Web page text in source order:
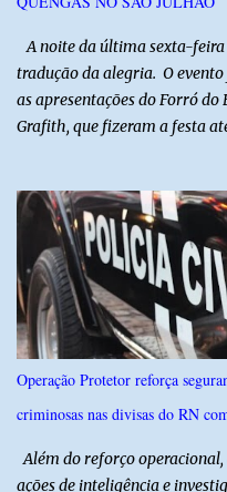
A noite da última sexta-
tradução da alegria. O
as apresentações do Forró
Grafith, que fizeram a festa
tradicional Quadrilha das
com muita criatividade,
acompanhar cada passo
identidade da festa. Entre
Quadrilha das Quengas
popular também é feita de
da administração da Prefeita
valorização das tradições,
Operação Protetor reforça
criminosas nas divisas do RN
Além do reforço
ações de inteligência e